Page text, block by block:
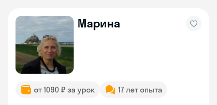
Марина
от 1090 ₽ за урок 17 лет опыта